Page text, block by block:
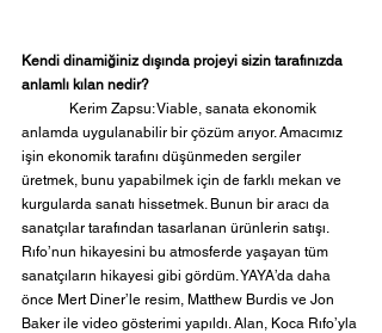
Kendi dinamiğiniz dışında projeyi sizin tarafınızda
anlamlı kılan nedir?
anlamda uygulanabilir bir çözüm arıyor. Amacımız
işin ekonomik tarafını düşünmeden sergiler
üretmek, bunu yapabilmek için de farklı mekan ve
kurgularda sanatı hissetmek. Bunun bir aracı da
sanatçılar tarafından tasarlanan ürünlerin satışı.
Rıfo’nun hikayesini bu atmosferde yaşayan tüm
sanatçıların hikayesi gibi gördüm. YAYA’da daha
önce Mert Diner’le resim, Matthew Burdis ve Jon
Baker ile video gösterimi yapıldı. Alan, Koca Rıfo’yla